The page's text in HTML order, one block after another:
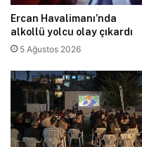
Ercan Havalimanı’nda
alkollü yolcu olay çıkardı
5 Ağustos 2026